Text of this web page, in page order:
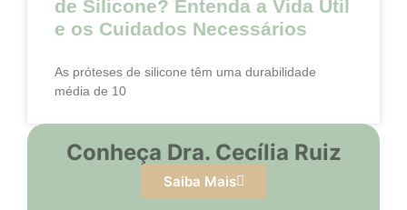
de Silicone? Entenda a Vida Útil
e os Cuidados Necessários
As próteses de silicone têm uma durabilidade
média de 10
Conheça Dra. Cecília Ruiz
Saiba Mais